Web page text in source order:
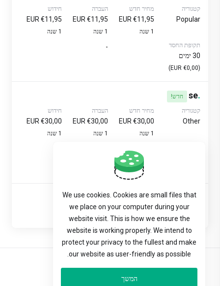
קטגוריה
Popular
מחיר חדש
€11,95 EUR
1 שנה
העברה
€11,95 EUR
1 שנה
חידוש
€11,95 EUR
1 שנה
תקופת החסד
30 ימים
(€0,00 EUR)
-
.
se חדש!
קטגוריה
Other
מחיר חדש
€30,00 EUR
1 שנה
העברה
€30,00 EUR
1 שנה
חידוש
€30,00 EUR
1 שנה
הקודם 1 הבא
הצג רשומות
We use cookies. Cookies are small files that
we place on your computer during your
website visit. This is how we ensure the
website is working properly. We intend to
protect your privacy to the fullest and make
our website as user-friendly as possible.
המשך